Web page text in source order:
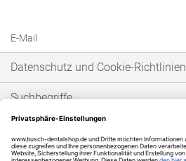
E-Mail
Datenschutz und Cookie-Richtlinien
Suchbegriffe
Bestellungen und Rücksendungen